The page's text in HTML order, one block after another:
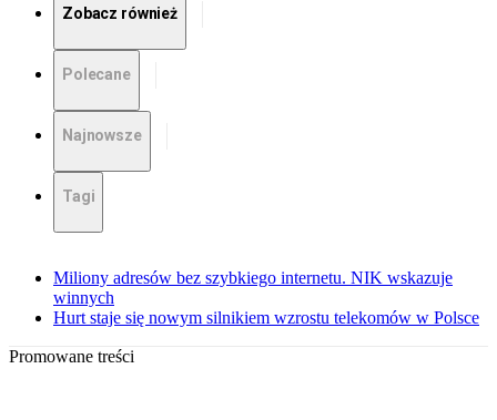
Zobacz również
Polecane
Najnowsze
Tagi
Miliony adresów bez szybkiego internetu. NIK wskazuje
winnych
Hurt staje się nowym silnikiem wzrostu telekomów w Polsce
Promowane treści